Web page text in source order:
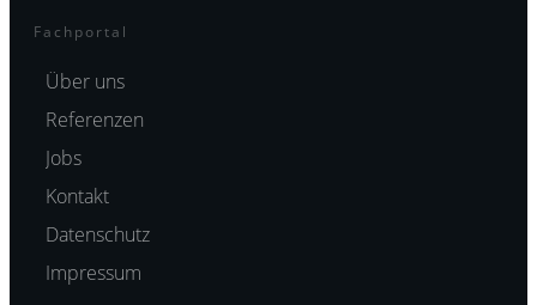
Fachportal
Über uns
Referenzen
Jobs
Kontakt
Datenschutz
Impressum